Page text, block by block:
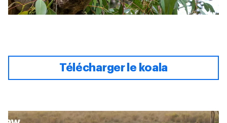
Télécharger le koala